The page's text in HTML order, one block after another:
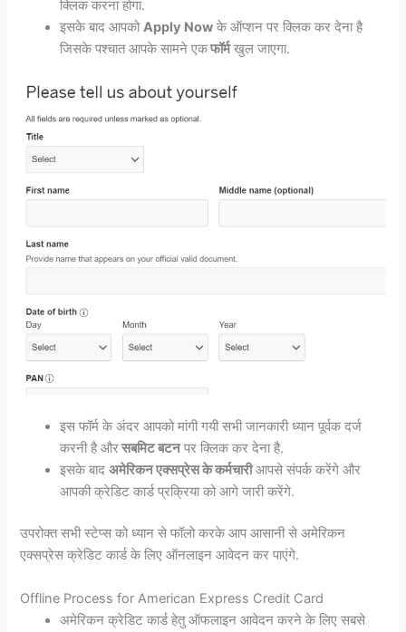
क्लिक करना होगा.
इसके बाद आपकोApply Now के ऑप्शन पर क्लिक कर देना है
जिसके पश्चात आपके सामने एकफॉर्मखुल जाएगा.
इस फॉर्म के अंदर आपको मांगी गयी सभी जानकारी ध्यान पूर्वक दर्ज
करनी है औरसबमिट बटनपर क्लिक कर देना है.
इसके बादअमेरिकन एक्सप्रेस के कर्मचारीआपसे संपर्क करेंगे और
आपकी क्रेडिट कार्ड प्रक्रिया को आगे जारी करेंगे.
उपरोक्त सभी स्टेप्स को ध्यान से फॉलो करके आप आसानी से अमेरिकन
एक्सप्रेस क्रेडिट कार्ड के लिए ऑनलाइन आवेदन कर पाएंगे.
Offline Process for American Express Credit Card
अमेरिकन क्रेडिट कार्ड हेतु ऑफलाइन आवेदन करने के लिए सबसे